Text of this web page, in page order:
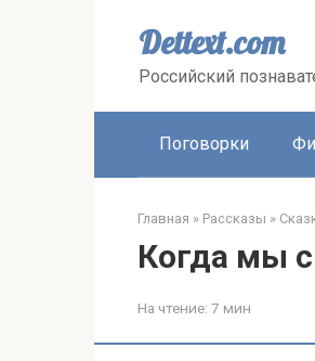
Dettext.com
Российский
Поговорки
Главная » Рассказы »
Когда мы
На чтение: 7 мин